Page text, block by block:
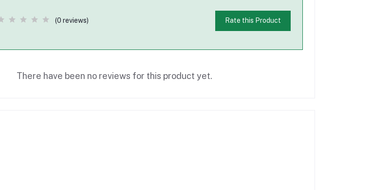
(0 reviews) Rate this Product
There have been no reviews for this product yet.